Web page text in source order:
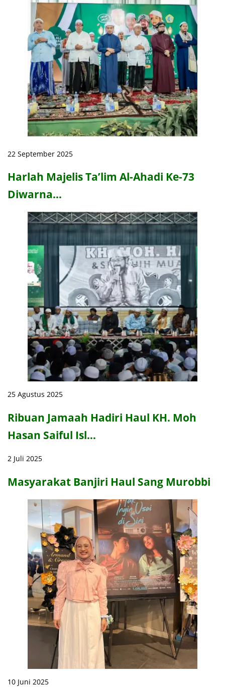
22 September 2025
Harlah Majelis Ta’lim Al-Ahadi Ke-73
Diwarna…
25 Agustus 2025
Ribuan Jamaah Hadiri Haul KH. Moh
Hasan Saiful Isl…
2 Juli 2025
Masyarakat Banjiri Haul Sang Murobbi
10 Juni 2025